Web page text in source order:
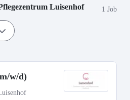
Luisenhof 1 Job
w/d)